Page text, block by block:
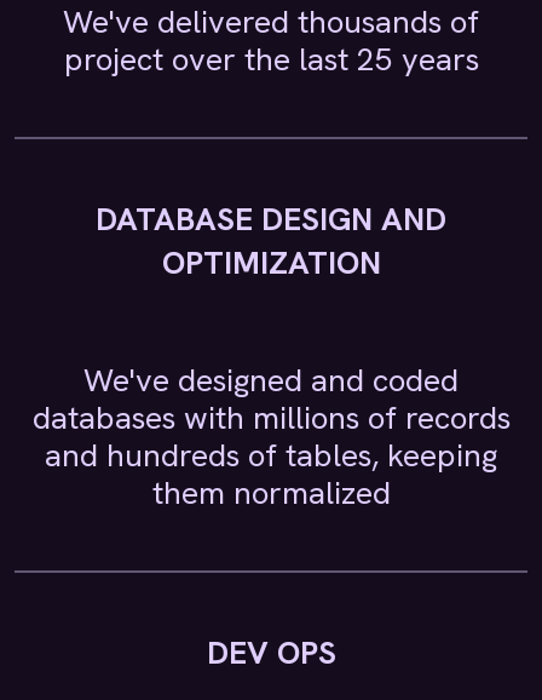
We've delivered thousands of
project over the last 25 years
DATABASE DESIGN AND
OPTIMIZATION
We've designed and coded
databases with millions of records
and hundreds of tables, keeping
them normalized
DEV OPS